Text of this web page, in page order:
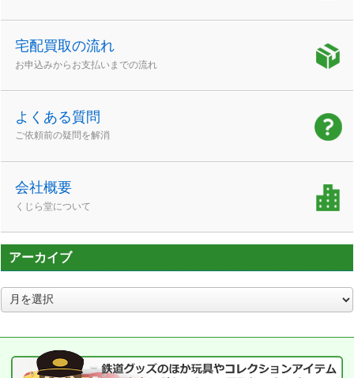
宅配買取の流れ
お申込みからお支払いまでの流れ
よくある質問
ご依頼前の疑問を解消
会社概要
くじら堂について
アーカイブ
ア
ー
ブ